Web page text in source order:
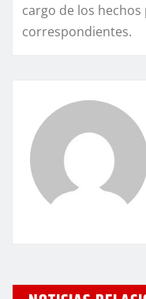
cargo de los
correspondientes.